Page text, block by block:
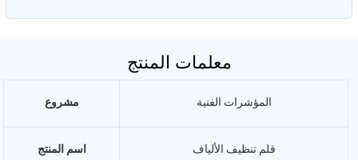
معلمات المنتج
مشروع المؤشرات الفنية
اسم المنتج قلم تنظيف الألياف